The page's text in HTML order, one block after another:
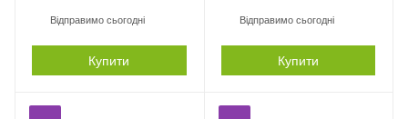
Відправимо сьогодні
Купити
Відправимо сьогодні
Купити